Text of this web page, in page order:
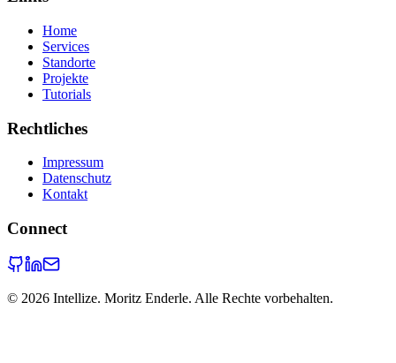
Home
Services
Standorte
Projekte
Tutorials
Rechtliches
Impressum
Datenschutz
Kontakt
Connect
© 2026 Intellize. Moritz Enderle. Alle Rechte vorbehalten.